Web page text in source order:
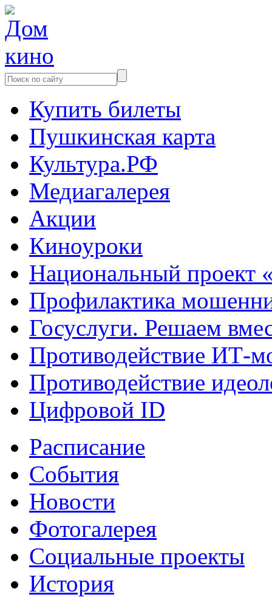
Купить билеты
Пушкинская карта
Культура.РФ
Медиагалерея
Акции
Киноуроки
Национальный проект
Профилактика
Госуслуги. Решаем
Противодействие ИТ-
Противодействие
Цифровой ID
Расписание
События
Новости
Фотогалерея
Социальные проекты
История